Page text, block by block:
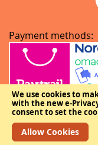
We use cookies to
with the new e-
consent to set the
Allow Cookies
Payment methods:
Copyright © The